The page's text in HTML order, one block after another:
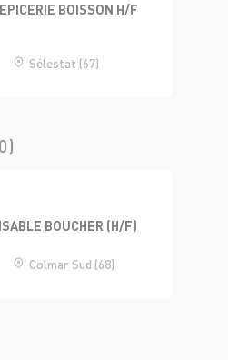
BOISSON H/F
Sélestat (67)
BOUCHER (H/F)
Colmar Sud (68)